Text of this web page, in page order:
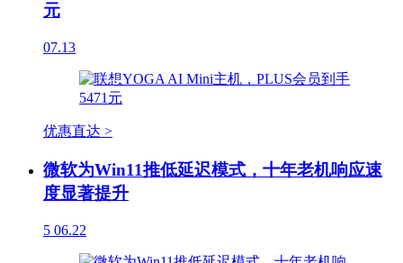
元
07.13
优惠直达 >
微软为Win11推低延迟模式，十年老机响应速
度显著提升
5 06.22